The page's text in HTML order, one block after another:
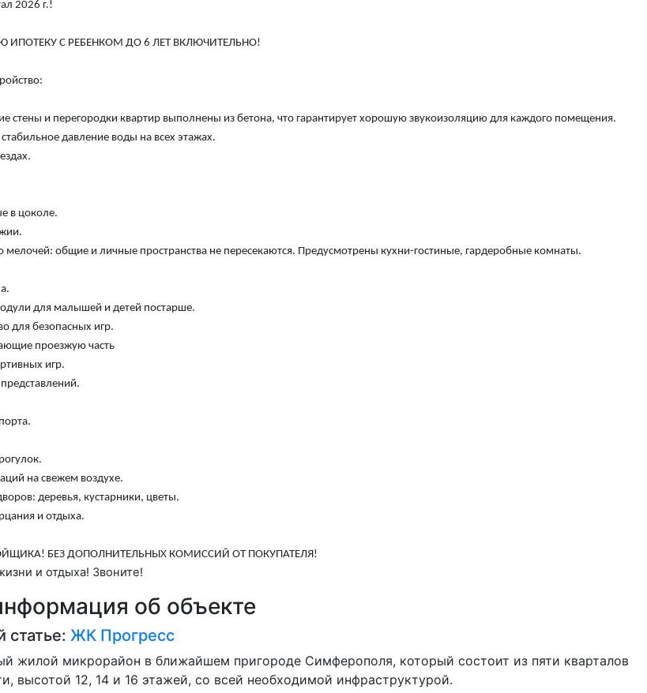
2026 г.!
С РЕБЕНКОМ ДО 6 ЛЕТ ВКЛЮЧИТЕЛЬНО!
стены и перегородки квартир выполнены из бетона, что гарантирует хорошую звукоизоляцию для каждого помещения.
давление воды на всех этажах.
в цоколе.
общие и личные пространства не пересекаются. Предусмотрены кухни-гостиные, гардеробные комнаты.
для малышей и детей постарше.
для безопасных игр.
проезжую часть
игр.
на свежем воздухе.
деревья, кустарники, цветы.
и отдыха.
БЕЗ ДОПОЛНИТЕЛЬНЫХ КОМИССИЙ ОТ ПОКУПАТЕЛЯ!
и отдыха! Звоните!
об объекте
статье: ЖК Прогресс
жилой микрорайон в ближайшем пригороде Симферополя, который состоит из пяти кварталов
высотой 12, 14 и 16 этажей, со всей необходимой инфраструктурой.